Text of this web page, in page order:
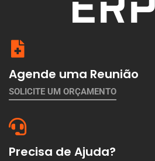
Agende uma Reunião
SOLICITE UM ORÇAMENTO
Precisa de Ajuda?